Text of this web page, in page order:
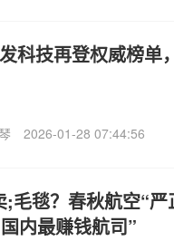
科技再登权威榜单
2026-01-28 07:44:56
毛毯？春秋航空“
内最赚钱航司”